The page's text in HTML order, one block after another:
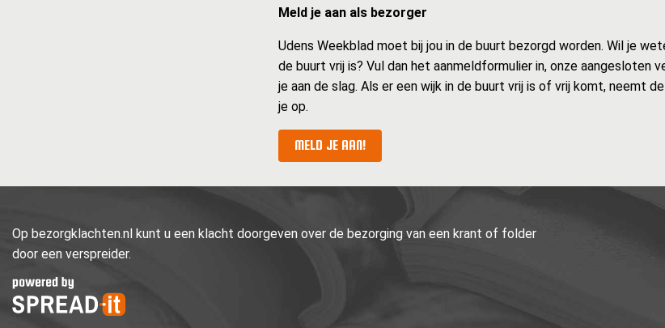
Meld je aan als bezorger
Udens Weekblad moet bij jou in de buurt bezorgd worden. Wil je
de buurt vrij is? Vul dan het aanmeldformulier in, onze aangesloten
je aan de slag. Als er een wijk in de buurt vrij is of vrij komt, neemt
je op.
MELD JE AAN!
Op bezorgklachten.nl kunt u een klacht doorgeven over de bezorging van een krant of folder
door een verspreider.